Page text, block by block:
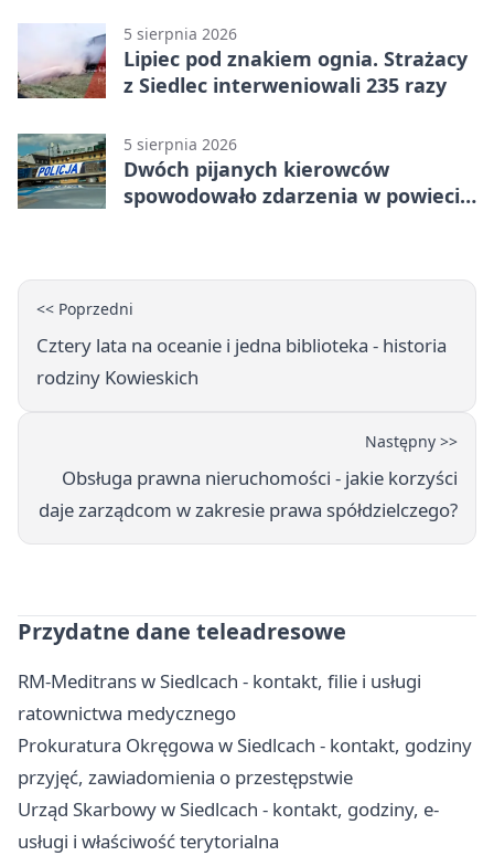
5 sierpnia 2026
Lipiec pod znakiem ognia. Strażacy
z Siedlec interweniowali 235 razy
5 sierpnia 2026
Dwóch pijanych kierowców
spowodowało zdarzenia w powiecie
<< Poprzedni
Cztery lata na oceanie i jedna biblioteka - historia
rodziny Kowieskich
Następny >>
Obsługa prawna nieruchomości - jakie korzyści
daje zarządcom w zakresie prawa spółdzielczego?
Przydatne dane teleadresowe
RM-Meditrans w Siedlcach - kontakt, filie i usługi
ratownictwa medycznego
Prokuratura Okręgowa w Siedlcach - kontakt, godziny
przyjęć, zawiadomienia o przestępstwie
Urząd Skarbowy w Siedlcach - kontakt, godziny, e-
usługi i właściwość terytorialna